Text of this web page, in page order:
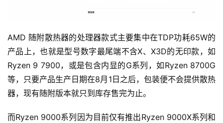
AMD 随附散热器的处理器款式主要集中在TDP功耗65W的
产品上，也就是型号数字最尾端不含X、X3D的无印款，如
Ryzen 9 7900，或是包含内显的G系列，如Ryzen 8700G
等，只要产品生产日期在8月1日之后，包装便不会提供散热
器，现有随附版本就只到库存售完为止。
而Ryzen 9000系列因为目前仅有推出Ryzen 9000X系列和